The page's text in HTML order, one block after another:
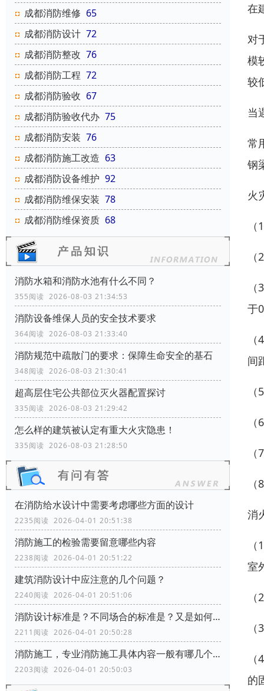
成都消防维修 65
成都消防设计 72
成都消防整改 76
成都消防工程 72
成都消防验收 67
成都消防验收代办 75
成都消防安装 76
成都消防施工改造 63
成都消防设备维护 92
成都消防维保安装 78
成都消防维保资质 68
消防水箱和消防水池有什么不同？
355阅读 2026-08-03 21:34:53
消防设备维保人员的安全技术要求
364阅读 2026-08-03 21:33:40
消防规范中疏散门的要求：保障生命安全的基石
348阅读 2026-08-03 21:30:41
超高层住宅公共部位灭火器配置探讨
335阅读 2026-08-03 21:29:42
怎么样的建筑被认定有重大火灾隐患！
335阅读 2026-08-03 21:28:50
在消防给水设计中需要考虑哪些方面的设计
2235阅读 2026-04-01 20:51:38
消防施工的检验需要留意哪些内容
2238阅读 2026-04-01 20:51:22
建筑消防设计中应注意的几个问题？
2240阅读 2026-04-01 20:51:06
消防设计标准是？不同场合的标准是？又是如何分类的？
2211阅读 2026-04-01 20:50:28
消防施工，专业消防施工具体内容一般有哪几个方面？
2203阅读 2026-04-01 20:50:03
在
对
模
较
当
常
钢
火
于
间
消
室
的